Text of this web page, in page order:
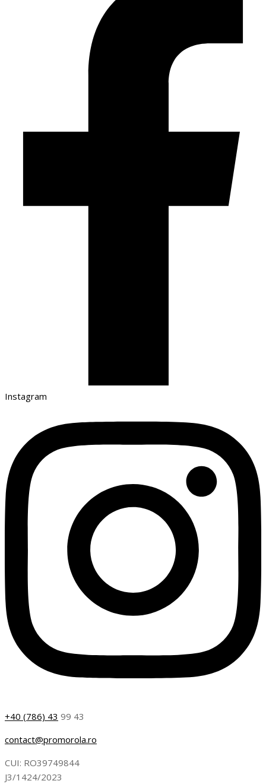
Instagram
+40 (786) 43 99 43
contact@promorola.ro
CUI: RO39749844
J3/1424/2023